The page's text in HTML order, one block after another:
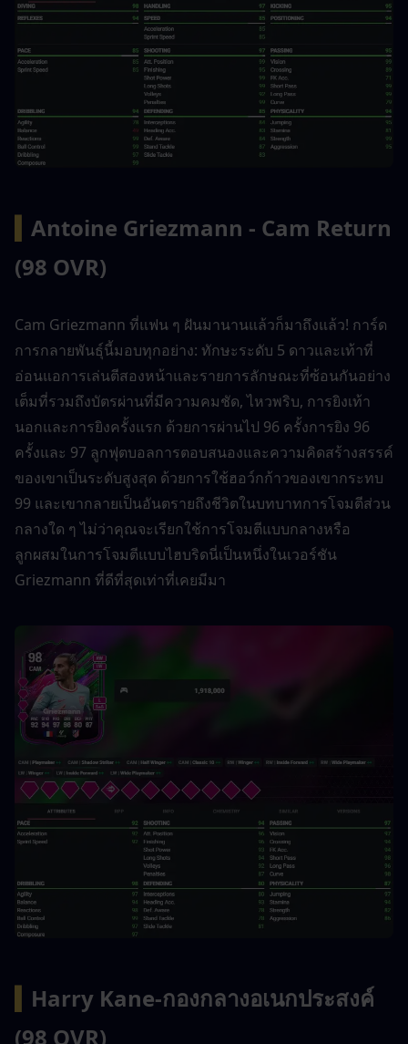
Antoine Griezmann - Cam Return
(98 OVR)
Cam Griezmann ที่แฟน ๆ ฝันมานานแล้วก็มาถึงแล้ว! การ์ด
การกลายพันธุ์นี้มอบทุกอย่าง: ทักษะระดับ 5 ดาวและเท้าที่
อ่อนแอการเล่นตีสองหน้าและรายการลักษณะที่ซ้อนกันอย่าง
เต็มที่รวมถึงบัตรผ่านที่มีความคมชัด, ไหวพริบ, การยิงเท้า
นอกและการยิงครั้งแรก ด้วยการผ่านไป 96 ครั้งการยิง 96
ครั้งและ 97 ลูกฟุตบอลการตอบสนองและความคิดสร้างสรรค์
ของเขาเป็นระดับสูงสุด ด้วยการใช้ฮอว์กก้าวของเขากระทบ
99 และเขากลายเป็นอันตรายถึงชีวิตในบทบาทการโจมตีส่วน
กลางใด ๆ ไม่ว่าคุณจะเรียกใช้การโจมตีแบบกลางหรือ
ลูกผสมในการโจมตีแบบไฮบริดนี่เป็นหนึ่งในเวอร์ชัน
Griezmann ที่ดีที่สุดเท่าที่เคยมีมา
Harry Kane-กองกลางอเนกประสงค์
(98 OVR)